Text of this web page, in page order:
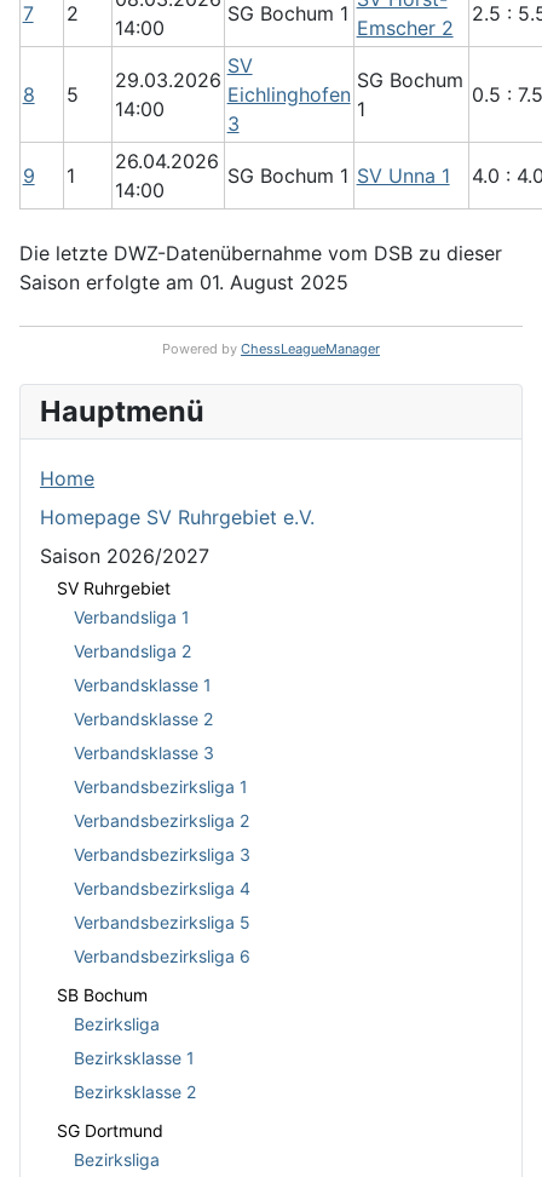
7 2
14:00
SG Bochum 1
Emscher 2
2.5 :
8 5
29.03.2026
14:00
SV
Eichlinghofen
3
SG Bochum
1
0.5 : 7.5
9 1
26.04.2026
14:00
SG Bochum 1 SV Unna 1 4.0 :
Die letzte DWZ-Datenübernahme vom DSB zu dieser
Saison erfolgte am 01. August 2025
Powered by ChessLeagueManager
Hauptmenü
Home
Homepage SV Ruhrgebiet e.V.
Saison 2026/2027
SV Ruhrgebiet
Verbandsliga 1
Verbandsliga 2
Verbandsklasse 1
Verbandsklasse 2
Verbandsklasse 3
Verbandsbezirksliga 1
Verbandsbezirksliga 2
Verbandsbezirksliga 3
Verbandsbezirksliga 4
Verbandsbezirksliga 5
Verbandsbezirksliga 6
SB Bochum
Bezirksliga
Bezirksklasse 1
Bezirksklasse 2
SG Dortmund
Bezirksliga